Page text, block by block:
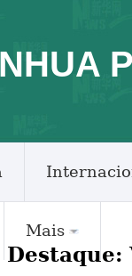
Mais